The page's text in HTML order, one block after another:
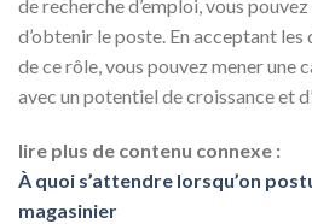
de recherche d’emploi, vous
d’obtenir le poste. En acceptant
de ce rôle, vous pouvez mener une
avec un potentiel de croissance et
lire plus de contenu connexe :
À quoi s’attendre lorsqu’on
magasinier